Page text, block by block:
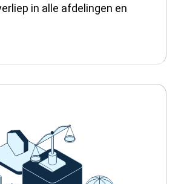
in alle afdelingen en